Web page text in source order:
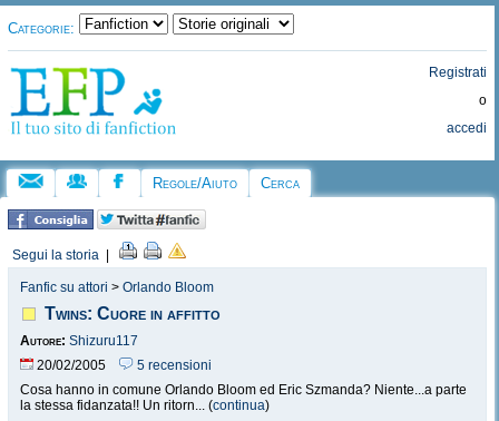
Categorie:
Registrati
o
accedi
Regole/Aiuto Cerca
Segui la storia
Fanfic su attori > Orlando Bloom
Twins: Cuore in affitto
Autore: Shizuru117
20/02/2005
5 recensioni
Cosa hanno in comune Orlando Bloom ed Eric Szmanda? Niente...a parte
la stessa fidanzata!! Un ritorn... (continua)